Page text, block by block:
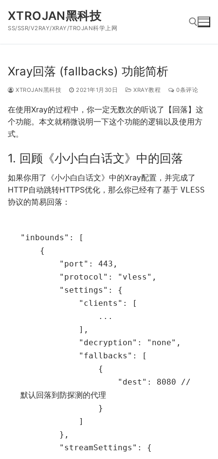
XTROJAN黑科技
SS/SSR/V2RAY/XRAY/TROJAN科学上网
Xray回落 (fallbacks) 功能简析
XTROJAN黑科技 2021年1月30日 XRAY教程 0条评论
在使用Xray的过程中，你一定无数次的听说了【回落】这
个功能。本文就稍微说明一下这个功能的逻辑以及使用方
式。
1. 回顾《小小白白话文》中的回落
如果你用了《小小白白话文》中的Xray配置，并完成了
HTTP自动跳转HTTPS优化，那么你已经有了基于 VLESS
协议的简易回落：
"inbounds": [
默认回落到防探测的代理